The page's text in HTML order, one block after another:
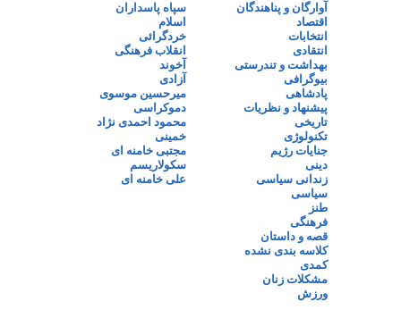
آوارگان و پناهندگان
اقتصاد
انتخابات
انتقادی
بهداشت و تندرستی
بیوگرافی
پادشاهی
پیشنهاد و نظریات
تاریخی
تکنولوژی
جنایات رژیم
دینی
زندانی سیاسی
سیاسی
طنز
فرهنگی
قصه و داستان
کلاسه بندی نشده
کمدی
مشکلات زنان
ورزش
سپاه پاسداران
اسلام
خردگرائی
انقلاب فرهنگی
آخوند
آزادی
میرحسین موسوی
دموکراسی
محمود احمدی نژاد
خمینی
مجتبی خامنه ای
سکولاریسم
علی خامنه ای